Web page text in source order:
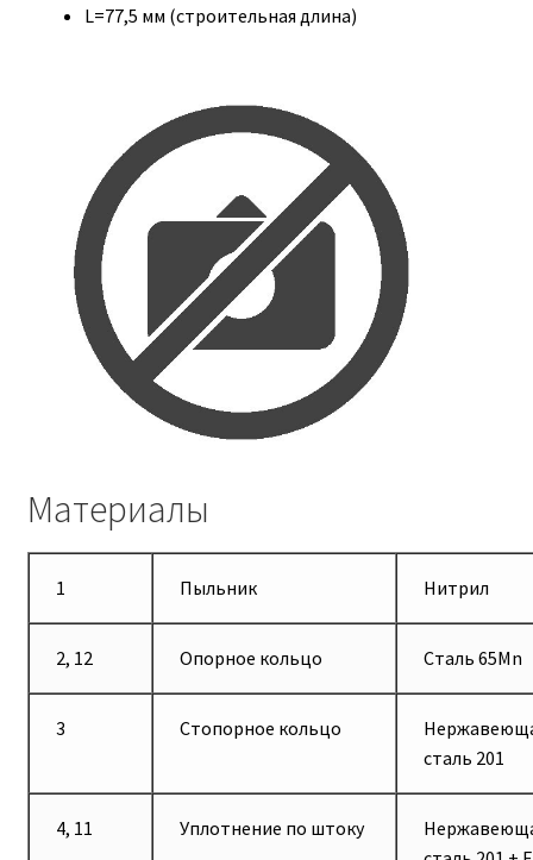
L=77,5 мм (строительная длина)
Материалы
1 Пыльник Нитрил
2, 12 Опорное кольцо Сталь 65Mn
3 Стопорное кольцо
сталь 201
4, 11 Уплотнение по штоку